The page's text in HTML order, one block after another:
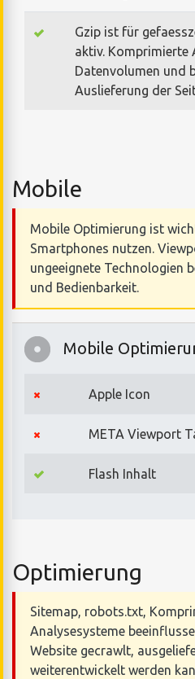
Gzip ist für
aktiv. Komprimierte
Datenvolumen und
Auslieferung der
Mobile
Mobile Optimierung ist
Smartphones nutzen.
ungeeignete Technologien
und Bedienbarkeit.
Mobile
Apple Icon
META Viewport
Flash Inhalt
Optimierung
Sitemap, robots.txt,
Analysesysteme
Website gecrawlt,
weiterentwickelt werden